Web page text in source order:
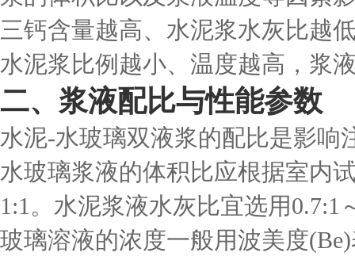
三钙含量越高、水泥浆水灰比越
水泥浆比例越小、温度越高，浆
二、浆液配比与性能参数
水泥-水玻璃双液浆的配比是影响
水玻璃浆液的体积比应根据室内
1:1。水泥浆液水灰比宜选用
玻璃溶液的浓度一般用波美度